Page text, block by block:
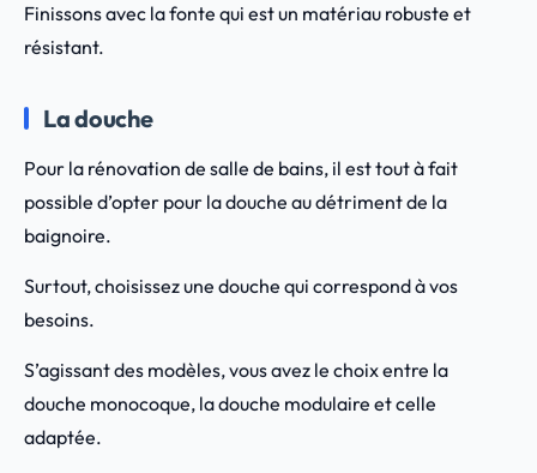
Finissons avec la fonte qui est un matériau robuste et
résistant.
La douche
Pour la rénovation de salle de bains, il est tout à fait
possible d’opter pour la douche au détriment de la
baignoire.
Surtout, choisissez une douche qui correspond à vos
besoins.
S’agissant des modèles, vous avez le choix entre la
douche monocoque, la douche modulaire et celle
adaptée.